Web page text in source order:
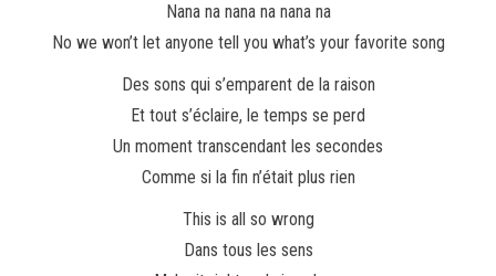
Nana na nana na nana na
No we won’t let anyone tell you what’s your favorite song
Des sons qui s’emparent de la raison
Et tout s’éclaire, le temps se perd
Un moment transcendant les secondes
Comme si la fin n’était plus rien
This is all so wrong
Dans tous les sens